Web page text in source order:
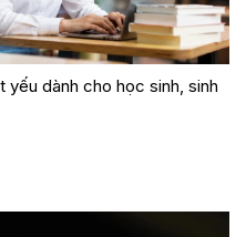
yếu dành cho học sinh, sinh